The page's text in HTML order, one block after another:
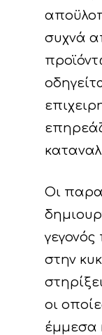
συχνά
Οι
γεγονός
στην
οι
έμμεσα